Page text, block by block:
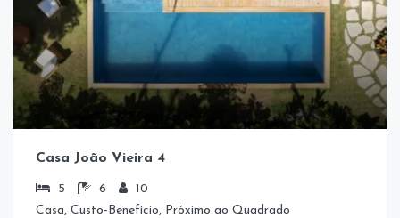
Casa João Vieira 4
5 6
10
Casa, Custo-Benefício, Próximo ao Quadrado